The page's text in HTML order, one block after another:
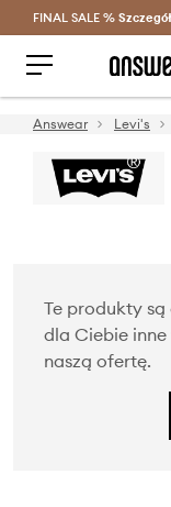
FINAL SALE %
Answear Levi's
Te produkty
dla Ciebie
naszą ofertę.